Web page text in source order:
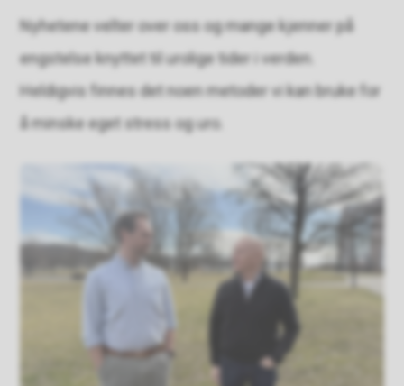
Nyhetene velter over oss og mange kjenner på
engstelse knyttet til urolige tider i verden.
Heldigvis finnes det noen metoder vi kan bruke for
å minske eget stress og uro.